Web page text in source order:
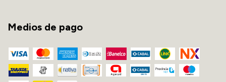
Medios de pago